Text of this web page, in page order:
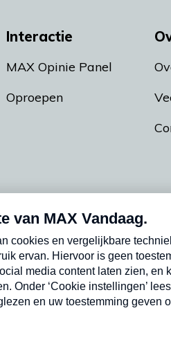
Interactie
MAX Opinie Panel
Oproepen